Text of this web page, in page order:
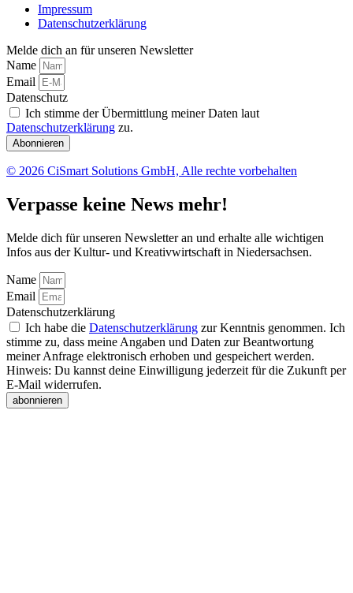
Impressum
Datenschutzerklärung
Melde dich an für unseren Newsletter
Name
Email
Datenschutz
Ich stimme der Übermittlung meiner Daten laut
Datenschutzerklärung zu.
Abonnieren
© 2026 CiSmart Solutions GmbH, Alle rechte vorbehalten
Verpasse keine News mehr!
Melde dich für unseren Newsletter an und erhalte alle wichtigen
Infos aus der Kultur- und Kreativwirtschaft in Niedersachsen.
Name
Email
Datenschutzerklärung
Ich habe die Datenschutzerklärung zur Kenntnis genommen. Ich
stimme zu, dass meine Angaben und Daten zur Beantwortung
meiner Anfrage elektronisch erhoben und gespeichert werden.
Hinweis: Du kannst deine Einwilligung jederzeit für die Zukunft per
E-Mail widerrufen.
abonnieren